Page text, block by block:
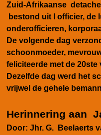
Zuid-Afrikaanse
bestond uit l officier, de
onderofficieren,
De volgende dag
schoonmoeder,
feliciteerde met de
Dezelfde dag werd het
vrijwel de gehele
Herinnering aan
Door: Jhr. G. Beelaerts